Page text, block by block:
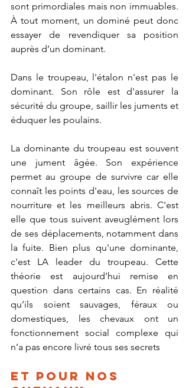
sont primordiales mais non immuables.
À tout moment, un dominé peut donc
essayer de revendiquer sa position
auprès d’un dominant.
Dans le troupeau, l'étalon n'est pas le
dominant. Son rôle est d'assurer la
sécurité du groupe, saillir les juments et
éduquer les poulains.
La dominante du troupeau est souvent
une jument âgée. Son expérience
permet au groupe de survivre car elle
connaît les points d'eau, les sources de
nourriture et les meilleurs abris. C'est
elle que tous suivent aveuglément lors
de ses déplacements, notamment dans
la fuite. Bien plus qu'une dominante,
c'est LA leader du troupeau. Cette
théorie est aujourd’hui remise en
question dans certains cas. En réalité
qu’ils soient sauvages, féraux ou
domestiques, les chevaux ont un
fonctionnement social complexe qui
n’a pas encore livré tous ses secrets
Et pour nos